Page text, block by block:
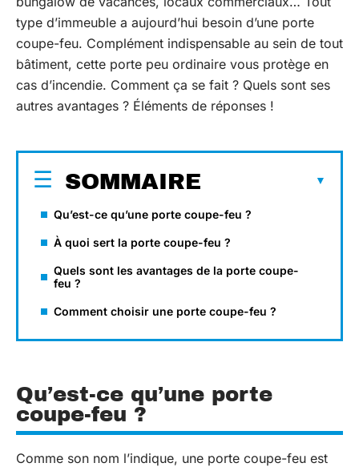
type d’immeuble a aujourd’hui besoin d’une porte
coupe-feu. Complément indispensable au sein de tout
bâtiment, cette porte peu ordinaire vous protège en
cas d’incendie. Comment ça se fait ? Quels sont ses
autres avantages ? Éléments de réponses !
SOMMAIRE
Qu’est-ce qu’une porte coupe-feu ?
À quoi sert la porte coupe-feu ?
Quels sont les avantages de la porte coupe-
feu ?
Comment choisir une porte coupe-feu ?
Qu’est-ce qu’une porte
coupe-feu ?
Comme son nom l’indique, une porte coupe-feu est